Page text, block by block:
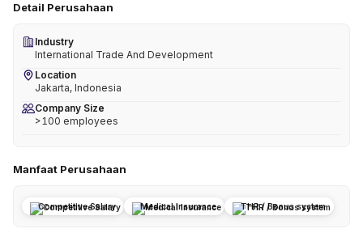
Detail Perusahaan
Industry
International Trade And Development
Location
Jakarta, Indonesia
Company Size
>100 employees
Manfaat Perusahaan
Competitive Salary Medical Insurance THR / Bonus system